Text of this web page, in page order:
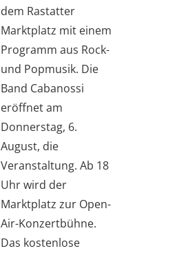
dem Rastatter
Marktplatz mit einem
Programm aus Rock-
und Popmusik. Die
Band Cabanossi
eröffnet am
Donnerstag, 6.
August, die
Veranstaltung. Ab 18
Uhr wird der
Marktplatz zur Open-
Air-Konzertbühne.
Das kostenlose